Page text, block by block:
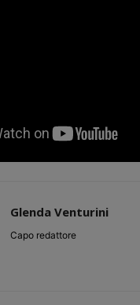
Glenda Venturini
Capo redattore